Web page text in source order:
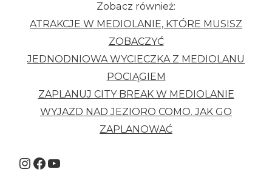
Zobacz również:
ATRAKCJE W MEDIOLANIE, KTÓRE MUSISZ
ZOBACZYĆ
JEDNODNIOWA WYCIECZKA Z MEDIOLANU
POCIĄGIEM
ZAPLANUJ CITY BREAK W MEDIOLANIE
WYJAZD NAD JEZIORO COMO. JAK GO
ZAPLANOWAĆ
Instagram
Facebook
YouTube